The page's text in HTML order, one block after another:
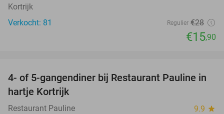
Kortrijk
Verkocht: 81
Regulier €28
€15,90
16%
4- of 5-gangendiner bij Restaurant Pauline in
hartje Kortrijk
Restaurant Pauline 9.9 star